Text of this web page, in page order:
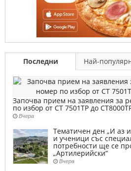
Последни Най-
Започва прием на заявления за
по избор от СТ 7501ТР до
Вчера
Тематичен ден „И аз
и ученици със
потребности ще се
„Артилерийски“
Вчера